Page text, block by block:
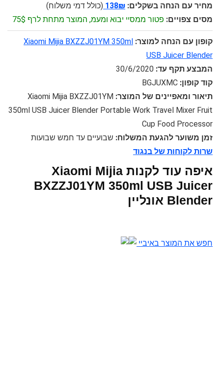
מחיר עם הנחה בשקלים: 138₪ (כולל דמי משלוח)
מסים צפויים: פטור ממסיי יבוא ומעמ, המוצר מתחת לרף 75$
קופון עם הנחה למוצר: Xiaomi Mijia BXZZJ01YM 350ml
USB Juicer Blender
המבצע תקף עד: 30/6/2020
קוד קופון: BGJUXMC
תיאור ומאפיינים של המוצר: Xiaomi Mijia BXZZJ01YM
350ml USB Juicer Blender Portable Work Travel Mixer Fruit
Cup Food Processor
זמן משוער להגעת המשלוח: שבועיים עד חמש שבועות
שרות לקוחות של בנגוד
איפה עוד לקנות Xiaomi Mijia
BXZZJ01YM 350ml USB Juicer
Blender אונליין
חפש את המוצר באיביי